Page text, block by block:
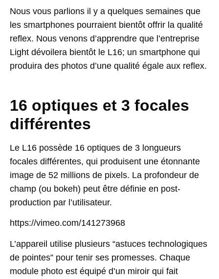
Nous vous parlions il y a quelques semaines que
les smartphones pourraient bientôt offrir la qualité
reflex. Nous venons d’apprendre que l’entreprise
Light dévoilera bientôt le L16; un smartphone qui
produira des photos d’une qualité égale aux reflex.
16 optiques et 3 focales
différentes
Le L16 possède 16 optiques de 3 longueurs
focales différentes, qui produisent une étonnante
image de 52 millions de pixels. La profondeur de
champ (ou bokeh) peut être définie en post-
production par l’utilisateur.
https://vimeo.com/141273968
L’appareil utilise plusieurs “astuces technologiques
de pointes” pour tenir ses promesses. Chaque
module photo est équipé d’un miroir qui fait